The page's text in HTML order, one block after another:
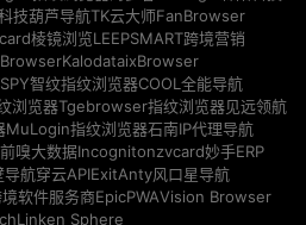
技葫芦导航TK云大师FanBrowser
棱镜浏览LEEPSMART跨境营销
KalodataixBrowser
智纹指纹浏览器COOL全能导航
浏览器Tgebrowser指纹浏览器见远领航
MuLogin指纹浏览器石南IP代理导航
前嗅大数据Incognitonzvcard妙手ERP
导航穿云APIExitAnty风口星导航
软件服务商EpicPWAVision Browser
Linken Sphere